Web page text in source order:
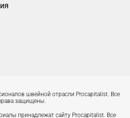
швейной отрасли Procapitalist. Все
защищены.
принадлежат сайту Procapitalist. Все